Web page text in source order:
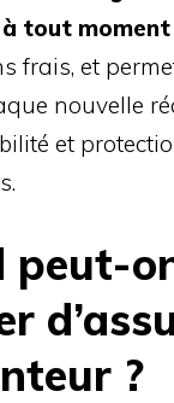
tout moment
frais, et
nouvelle
et
peut-
?